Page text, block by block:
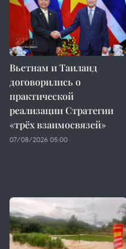
Вьетнам и Таиланд
договорились о
практической
реализации Стратегии
«трёх взаимосвязей»
07/08/2026 05:00